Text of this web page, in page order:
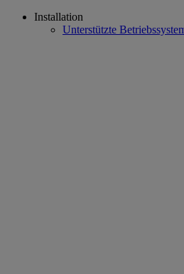
Installation
Unterstützte